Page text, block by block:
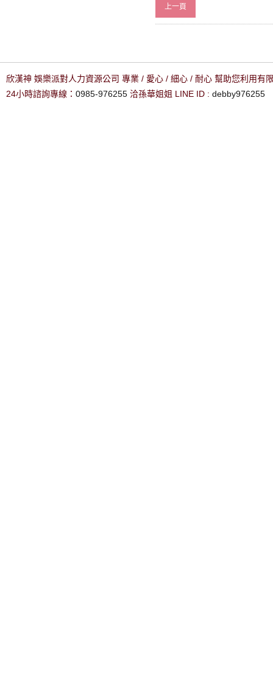
上一頁
欣漢神 娛樂派對人力資源公司 專業 / 愛心 / 細心 / 耐心 幫助您利用有
24小時諮詢專線： 0985-976255 洽孫華姐姐 LINE ID : debby976255